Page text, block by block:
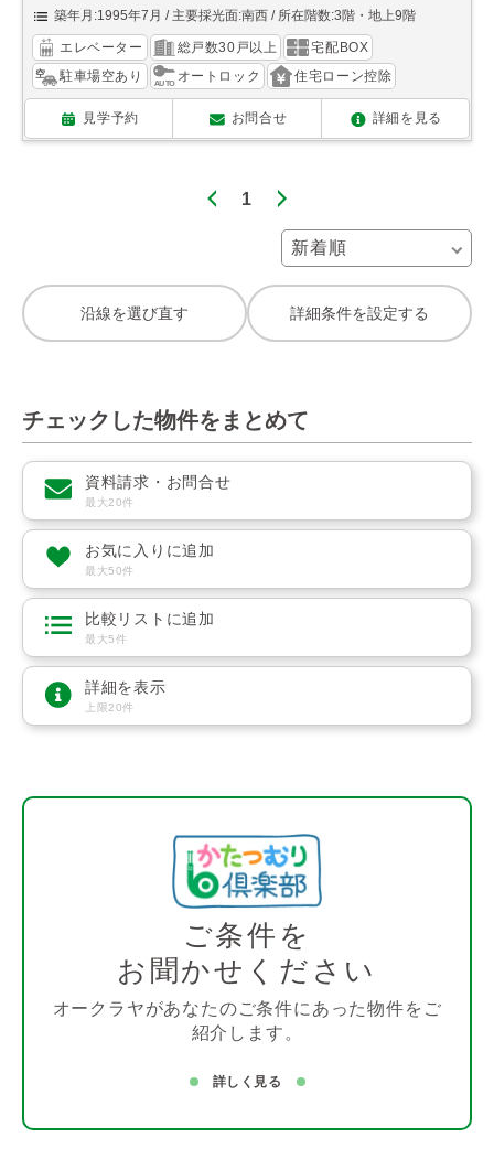
築年月:1995年7月
主要採光面:南西 所在階数:3階・地上9階
エレベーター 総戸数30戸以上
宅配BOX
駐車場空あり
オートロック 住宅ローン控除
見学予約 お問合せ 詳細を見る
1
沿線を選び直す 詳細条件を設定する
チェックした物件をまとめて
資料請求・お問合せ
最大20件
お気に入りに追加
最大50件
比較リストに追加
最大5件
詳細を表示
上限20件
ご条件を
お聞かせください
オークラヤがあなたのご条件にあった物件をご
紹介します。
詳しく見る